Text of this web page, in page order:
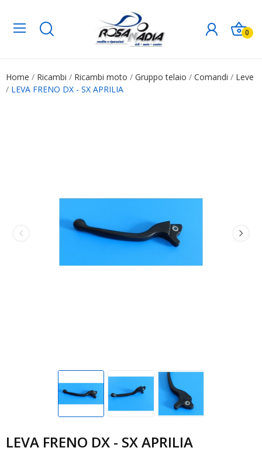
0
Home Ricambi Ricambi moto Gruppo telaio Comandi
Leve
LEVA FRENO DX - SX APRILIA
LEVA FRENO DX - SX APRILIA